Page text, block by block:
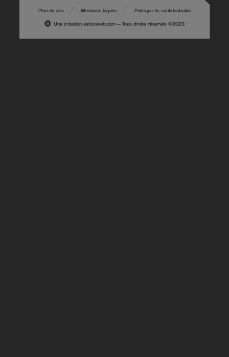
Plan du site Mentions légales
Politique de confidentialité
Une création asticoweb.com — Tous droits réservés ©2023